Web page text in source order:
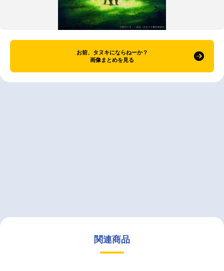
お前、タヌキにならねーか？
画像まとめを見る
関連商品